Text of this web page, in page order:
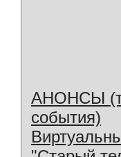
АНОНСЫ
события)